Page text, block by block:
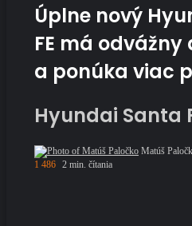
Úplne nový
FE má odvážny
a ponúka viac
Hyundai Santa
Matúš
1 486 2 min. čítania